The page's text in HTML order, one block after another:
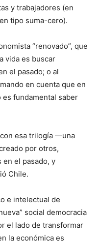
y trabajadores (en
tipo suma-cero).
“renovado”, que
vida es buscar
el pasado; o al
en cuenta que en
fundamental saber
esa trilogía ―una
por otros,
en el pasado, y
Chile.
e intelectual de
social democracia
el lado de transformar
la económica es